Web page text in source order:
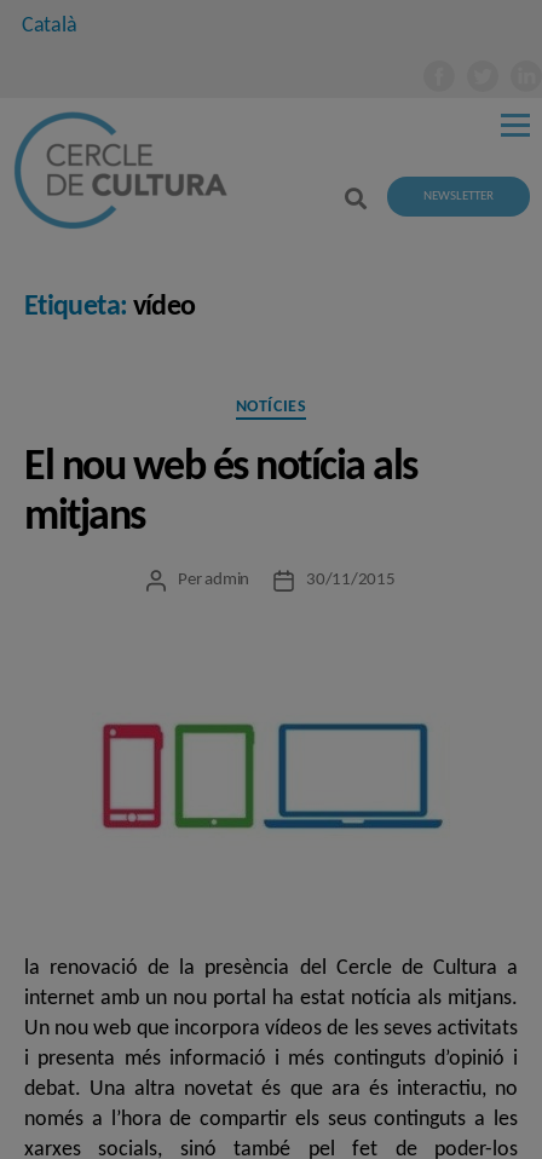
Català
NEWSLETTER
Etiqueta: vídeo
Categories
NOTÍCIES
El nou web és notícia als
mitjans
Autor
Per admin
Data30/11/2015
la renovació de la presència del Cercle de Cultura a
internet amb un nou portal ha estat notícia als mitjans.
Un nou web que incorpora vídeos de les seves activitats
i presenta més informació i més continguts d’opinió i
debat. Una altra novetat és que ara és interactiu, no
només a l’hora de compartir els seus continguts a les
xarxes socials, sinó també pel fet de poder-los